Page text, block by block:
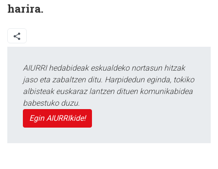
harira.
AIURRI hedabideak eskualdeko nortasun hitzak
jaso eta zabaltzen ditu. Harpidedun eginda, tokiko
albisteak euskaraz lantzen dituen komunikabidea
babestuko duzu.
Egin AIURRIkide!